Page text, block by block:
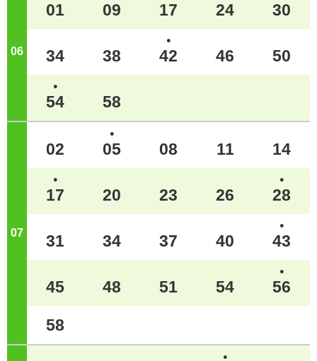
06
01 09 17 24 30
34 38
●
42 46 50
●
54 58
07
02
●
05 08 11 14
●
17 20 23 26
●
28
31 34 37 40
●
43
45 48 51 54
●
56
58
●